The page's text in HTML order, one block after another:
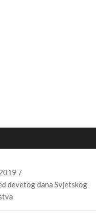
devetog dana Svjetskog